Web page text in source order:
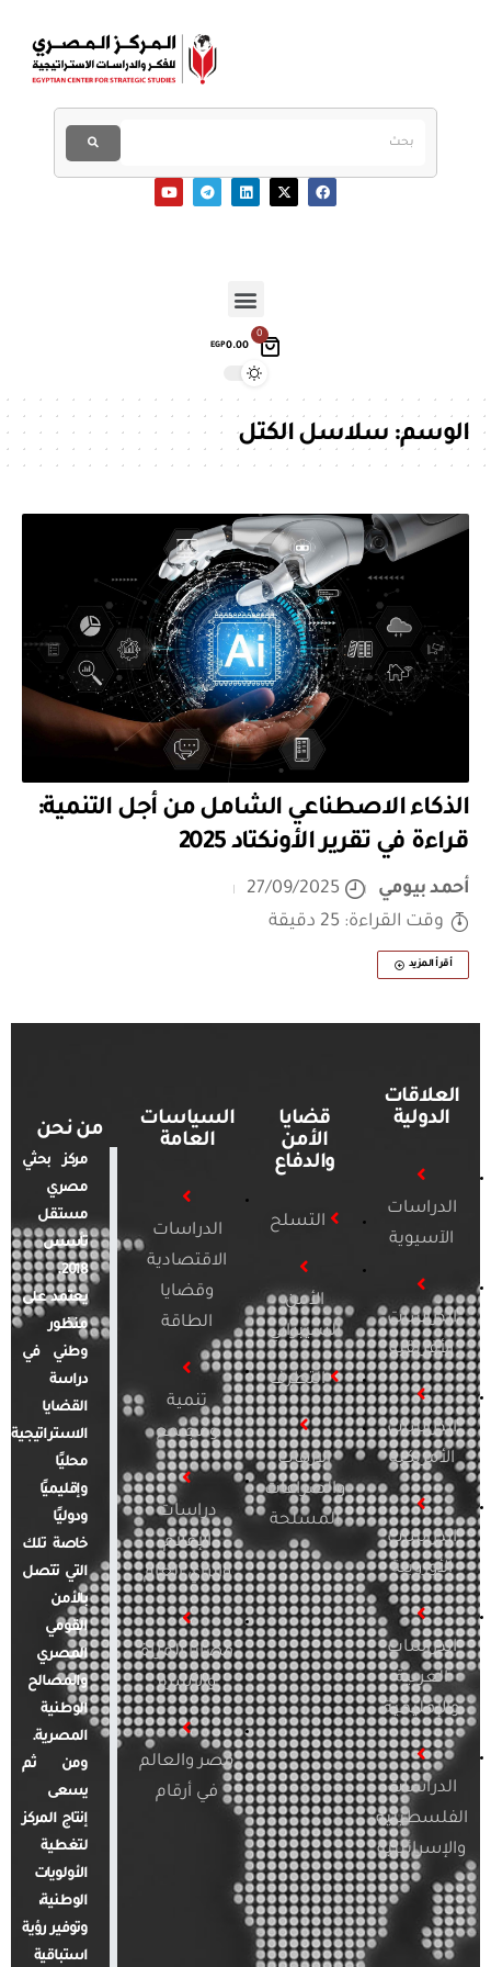
0
EGP0.00
الوسم:سلاسل الكتل
الذكاء الاصطناعي الشامل من أجل التنمية:
قراءة في تقرير الأونكتاد 2025
أحمد بيومي
27/09/2025
وقت القراءة: 25 دقيقة
أقرأ المزيد
العلاقات
الدولية
الدراسات
الآسيوية
الدراسات
الأفريقية
الدراسات
الأمريكية
الدراسات
الأوروبية
الدراسات
العربية
والإقليمية
الدراسات
الفلسطينية
والإسرائيلية
قضايا
الأمن
والدفاع
التسلح
الأمن
السيبراني
التطرف
الإرهاب
والصراعات
المسلحة
السياسات
العامة
الدراسات
الاقتصادية
وقضايا
الطاقة
تنمية
ومجتمع
دراسات
الإعلام
والرأي العام
قضايا المرأة
والأسرة
مصر والعالم
في أرقام
من نحن
مركز بحثي
مصري
مستقل
تأسس
2018.
يعتمد على
منظور
وطني في
دراسة
القضايا
الاستراتيجية
محليًا
وإقليميًا
ودوليًا
خاصة تلك
التي تتصل
بالأمن
القومي
المصري
والمصالح
الوطنية
المصرية.
ومن ثم
يسعى
إنتاج المركز
لتغطية
الأولويات
الوطنية،
وتوفير رؤية
استباقية